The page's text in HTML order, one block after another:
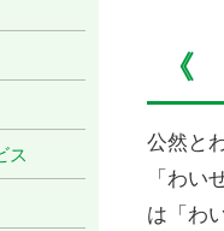
《
公然と
「わ
は「わ
ス